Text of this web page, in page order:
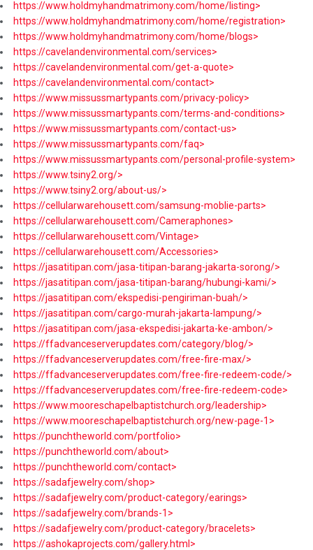
https://www.holdmyhandmatrimony.com/home/listing>
https://www.holdmyhandmatrimony.com/home/registration>
https://www.holdmyhandmatrimony.com/home/blogs>
https://cavelandenvironmental.com/services>
https://cavelandenvironmental.com/get-a-quote>
https://cavelandenvironmental.com/contact>
https://www.missussmartypants.com/privacy-policy>
https://www.missussmartypants.com/terms-and-conditions>
https://www.missussmartypants.com/contact-us>
https://www.missussmartypants.com/faq>
https://www.missussmartypants.com/personal-profile-system>
https://www.tsiny2.org/>
https://www.tsiny2.org/about-us/>
https://cellularwarehousett.com/samsung-moblie-parts>
https://cellularwarehousett.com/Cameraphones>
https://cellularwarehousett.com/Vintage>
https://cellularwarehousett.com/Accessories>
https://jasatitipan.com/jasa-titipan-barang-jakarta-sorong/>
https://jasatitipan.com/jasa-titipan-barang/hubungi-kami/>
https://jasatitipan.com/ekspedisi-pengiriman-buah/>
https://jasatitipan.com/cargo-murah-jakarta-lampung/>
https://jasatitipan.com/jasa-ekspedisi-jakarta-ke-ambon/>
https://ffadvanceserverupdates.com/category/blog/>
https://ffadvanceserverupdates.com/free-fire-max/>
https://ffadvanceserverupdates.com/free-fire-redeem-code/>
https://ffadvanceserverupdates.com/free-fire-redeem-code>
https://www.mooreschapelbaptistchurch.org/leadership>
https://www.mooreschapelbaptistchurch.org/new-page-1>
https://punchtheworld.com/portfolio>
https://punchtheworld.com/about>
https://punchtheworld.com/contact>
https://sadafjewelry.com/shop>
https://sadafjewelry.com/product-category/earings>
https://sadafjewelry.com/brands-1>
https://sadafjewelry.com/product-category/bracelets>
https://ashokaprojects.com/gallery.html>